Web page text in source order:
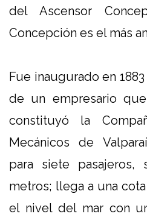
del Ascensor
Concepción es el más
Fue inaugurado en
de un empresario
constituyó la
Mecánicos de
para siete
metros; llega a una
el nivel del mar con